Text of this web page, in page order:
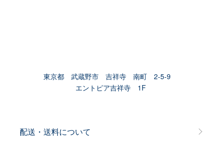
東京都 武蔵野市 吉祥寺 南町 2-5-9
エントピア吉祥寺 1F
配送・送料について